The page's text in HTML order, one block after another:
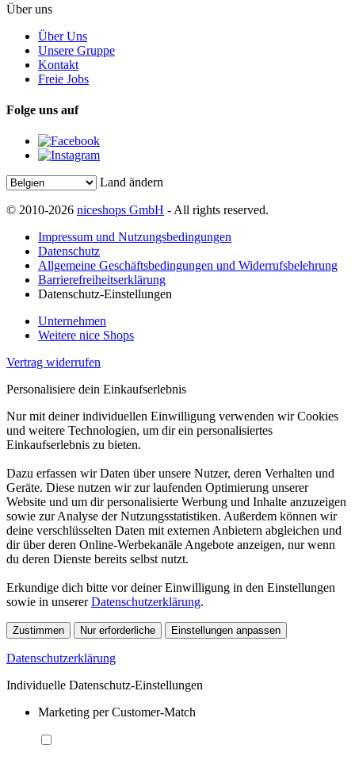
Über uns
Über Uns
Unsere Gruppe
Kontakt
Freie Jobs
Folge uns auf
Land ändern
© 2010-2026 niceshops GmbH - All rights reserved.
Impressum und Nutzungsbedingungen
Datenschutz
Allgemeine Geschäftsbedingungen und Widerrufsbelehrung
Barrierefreiheitserklärung
Datenschutz-Einstellungen
Unternehmen
Weitere nice Shops
Vertrag widerrufen
Personalisiere dein Einkaufserlebnis
Nur mit deiner individuellen Einwilligung verwenden wir Cookies
und weitere Technologien, um dir ein personalisiertes
Einkaufserlebnis zu bieten.
Dazu erfassen wir Daten über unsere Nutzer, deren Verhalten und
Geräte. Diese nutzen wir zur laufenden Optimierung unserer
Website und um dir personalisierte Werbung und Inhalte anzuzeigen
sowie zur Analyse der Nutzungsstatistiken. Außerdem können wir
deine verschlüsselten Daten mit externen Anbietern abgleichen und
dir über deren Online-Werbekanäle Angebote anzeigen, nur wenn
du deren Dienste bereits selbst nutzt.
Erkundige dich bitte vor deiner Einwilligung in den Einstellungen
sowie in unsererDatenschutzerklärung.
Zustimmen Nur erforderliche Einstellungen anpassen
Datenschutzerklärung
Individuelle Datenschutz-Einstellungen
Marketing per Customer-Match